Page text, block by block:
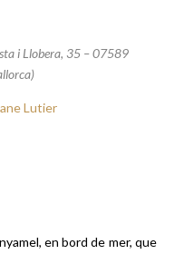
i Llobera, 35 – 07589
Lutier
en bord de mer, que